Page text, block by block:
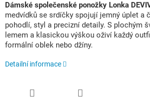
Dámské společenské ponožky Lonka
medvídků se srdíčky spojují jemný úplet a
pohodlí, styl a precizní detaily. S plochým
lemem a klasickou výškou oživí každý
formální oblek nebo džíny.
Detailní informace